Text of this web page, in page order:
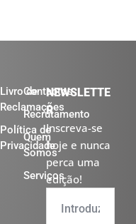
Livro de
Reclamações
Política de
Privacidade
Contactos
Recrutamento
Quem
Somos
Serviços
NEWSLETTE
R
Inscreva-se
hoje e nunca
perca uma
edição!